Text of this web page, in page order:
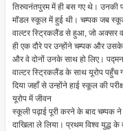
तिरुवनंतपुरम में ही बस गए थे। उनकी
मॉडल स्कूल में हुई थी। चम्पक जब
वाल्टर स्ट्रिकलैंड से हुआ, जो अक्सर
ही एक दौरे पर उन्होंने चम्पक और
और वे दोनों उनके साथ हो लिए।
वाल्टर स्ट्रिकलैंड के साथ यूरोप पहुँच
दिया जहाँ से उन्होंने हाई स्कूल की
यूरोप में जीवन
स्कूली पढ़ाई पूरी करने के बाद चम्पक
दाखिला ले लिया। प्रथम विश्व युद्ध के